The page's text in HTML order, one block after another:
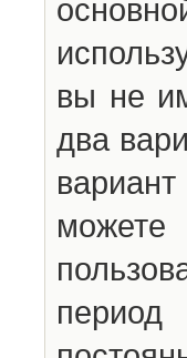
вы не
два